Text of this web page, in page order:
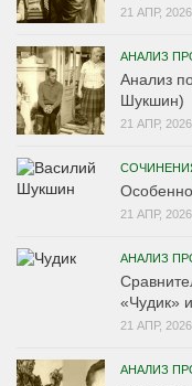
21 АПР, 2026
АНАЛИЗ
Анализ
Шукшин)
21 АПР, 2026
21 АПР, 2026
АНАЛИЗ
«Чудик»
21 АПР, 2026
АНАЛИЗ